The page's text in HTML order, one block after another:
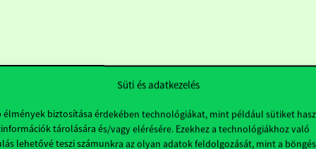
Süti és adatkezelés
élmények biztosítása érdekében technológiákat, mint például sütiket
tárolására és/vagy elérésére. Ezekhez a technológiákhoz való
lehetővé teszi számunkra az olyan adatok feldolgozását, mint a
Hasznos linkek